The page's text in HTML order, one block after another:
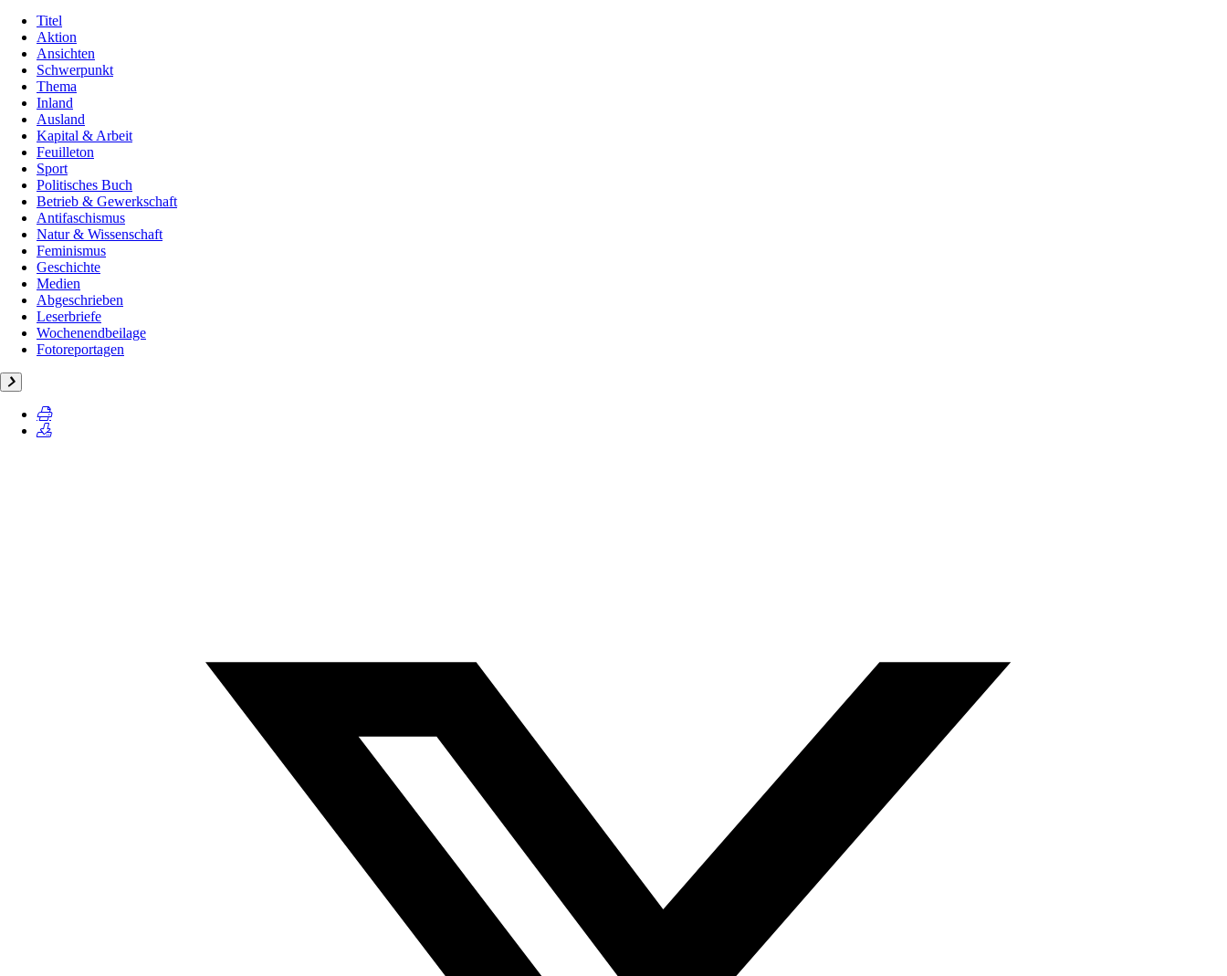
Titel
Aktion
Ansichten
Schwerpunkt
Thema
Inland
Ausland
Kapital & Arbeit
Feuilleton
Sport
Politisches Buch
Betrieb & Gewerkschaft
Antifaschismus
Natur & Wissenschaft
Feminismus
Geschichte
Medien
Abgeschrieben
Leserbriefe
Wochenendbeilage
Fotoreportagen